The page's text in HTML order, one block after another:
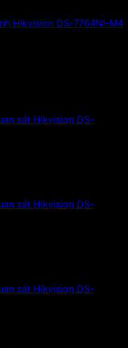
Hikvision DS-7764NI-M4
sát Hikvision DS-
sát Hikvision DS-
sát Hikvision DS-